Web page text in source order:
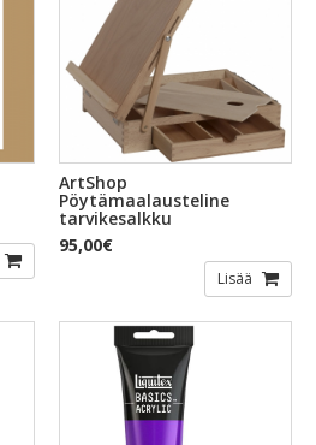
ArtShop
Pöytämaalausteline
tarvikesalkku
95,00€
Lisää